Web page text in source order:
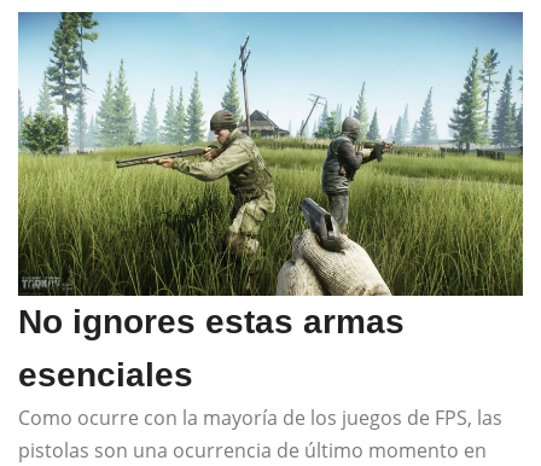
No ignores estas armas
esenciales
Como ocurre con la mayoría de los juegos de FPS, las
pistolas son una ocurrencia de último momento en